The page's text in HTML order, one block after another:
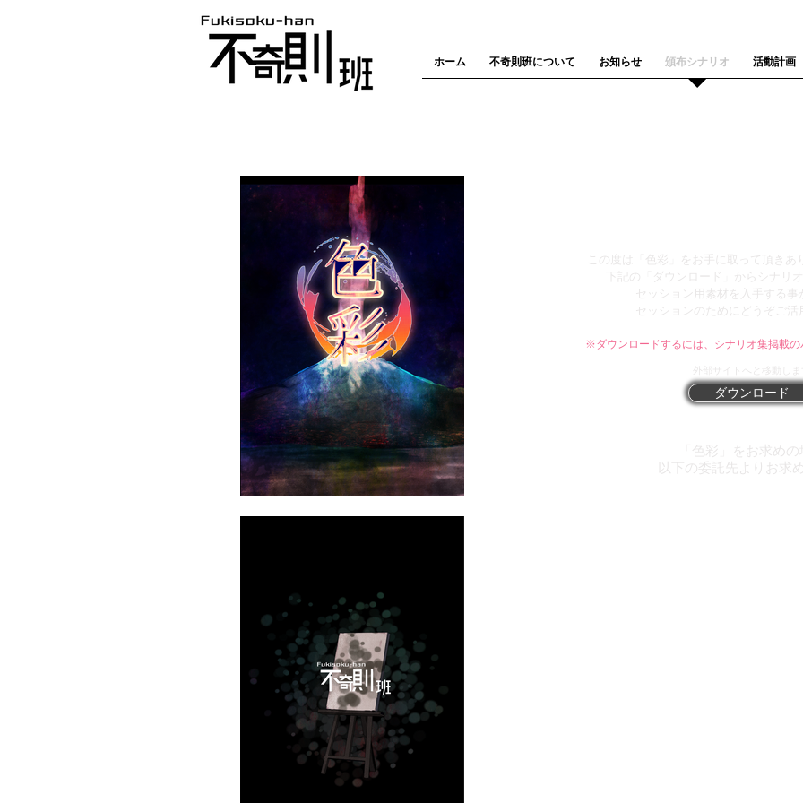
ホーム 不奇則班について お知らせ 頒布シナリオ 活動計画
この度は「色彩」をお手に取って頂きあ
下記の「ダウンロード」からシナリ
セッション用素材を入手する事
セッションのためにどうぞご活
※ダウンロードするには、 シナリオ集掲載の
外部サイトへと移動しま
ダウンロード
「色彩」をお求めの
以下の委託先よりお求